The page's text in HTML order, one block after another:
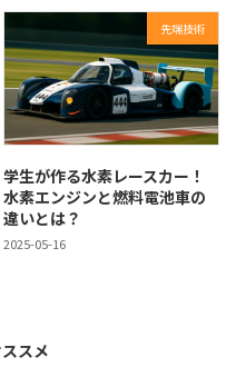
先端技術
学生が作る水素レースカー！
水素エンジンと燃料電池車の
違いとは？
2025-05-16
スメ